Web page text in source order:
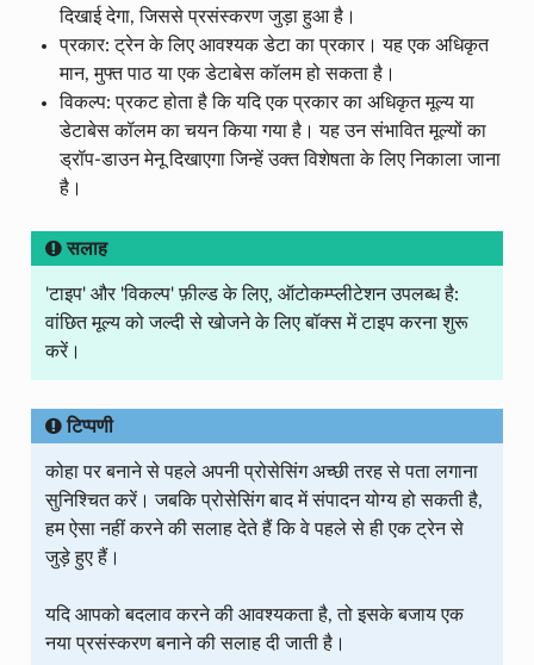
दिखाई देगा, जिससे प्रसंस्करण जुड़ा हुआ है।
प्रकार: ट्रेन के लिए आवश्यक डेटा का प्रकार। यह एक अधिकृत
मान, मुफ्त पाठ या एक डेटाबेस कॉलम हो सकता है।
विकल्प: प्रकट होता है कि यदि एक प्रकार का अधिकृत मूल्य या
डेटाबेस कॉलम का चयन किया गया है। यह उन संभावित मूल्यों का
ड्रॉप-डाउन मेनू दिखाएगा जिन्हें उक्त विशेषता के लिए निकाला जाना
है।
सलाह
'टाइप' और 'विकल्प' फ़ील्ड के लिए, ऑटोकम्प्लीटेशन उपलब्ध है:
वांछित मूल्य को जल्दी से खोजने के लिए बॉक्स में टाइप करना शुरू
करें।
टिप्पणी
कोहा पर बनाने से पहले अपनी प्रोसेसिंग अच्छी तरह से पता लगाना
सुनिश्चित करें। जबकि प्रोसेसिंग बाद में संपादन योग्य हो सकती है,
हम ऐसा नहीं करने की सलाह देते हैं कि वे पहले से ही एक ट्रेन से
जुड़े हुए हैं।
यदि आपको बदलाव करने की आवश्यकता है, तो इसके बजाय एक
नया प्रसंस्करण बनाने की सलाह दी जाती है।